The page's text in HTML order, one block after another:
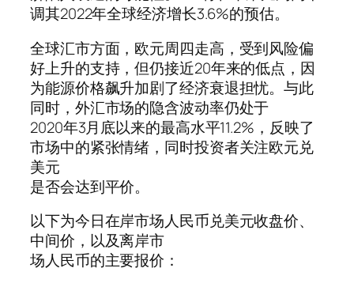
调其2022年全球经济增长3.6%的预估。
全球汇市方面，欧元周四走高，受到风险偏
好上升的支持，但仍接近20年来的低点，因
为能源价格飙升加剧了经济衰退担忧。与此
同时，外汇市场的隐含波动率仍处于
2020年3月底以来的最高水平11.2%，反映了
市场中的紧张情绪，同时投资者关注欧元兑
美元
是否会达到平价。
以下为今日在岸市场人民币兑美元收盘价、
中间价，以及离岸市
场人民币的主要报价：